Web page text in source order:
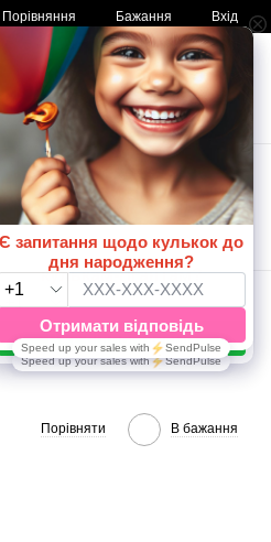
Порівняння Бажання Вхід
Мій кошик
🚨🚨🚨
Розпродаж
Кульки з
друком😀
🎈
М'ята (5шт)
Порівняти В бажання